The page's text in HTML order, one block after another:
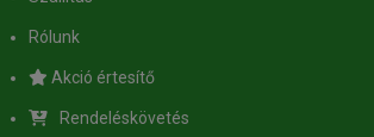
Rólunk
Akció értesítő
Rendeléskövetés